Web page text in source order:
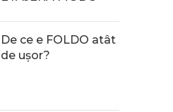
De ce e FOLDO atât
de ușor?